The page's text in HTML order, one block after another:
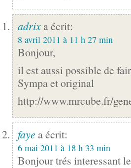
adrix a écrit:
8 avril 2011 à 11 h 27 min
Bonjour,
il est aussi possible de
Sympa et original
http://www.mrcube.fr/
faye a écrit:
6 mai 2011 à 18 h 33 min
Bonjour trés interessant